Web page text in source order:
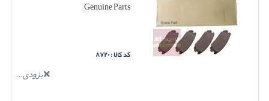
Genuine Parts
کد کالا : ۸۷۲۰
بزودی...